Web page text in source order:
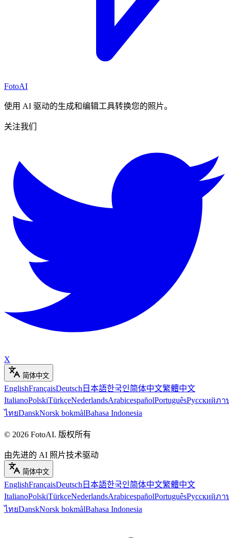
FotoAI
使用 AI 驱动的生成和编辑工具转换您的照片。
关注我们
X
简体中文
EnglishFrançaisDeutsch 日本語한국인简体中文繁體中文
ItalianoPolskiTürkçeNederlandsArabicespañolPortuguêsРусскийภา
ไทยDanskNorsk bokmålBahasa Indonesia
© 2026 FotoAI. 版权所有
由先进的 AI 照片技术驱动
简体中文
EnglishFrançaisDeutsch 日本語한국인简体中文繁體中文
ItalianoPolskiTürkçeNederlandsArabicespañolPortuguêsРусскийภา
ไทยDanskNorsk bokmålBahasa Indonesia